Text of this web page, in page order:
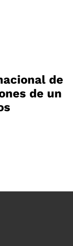
de
de un